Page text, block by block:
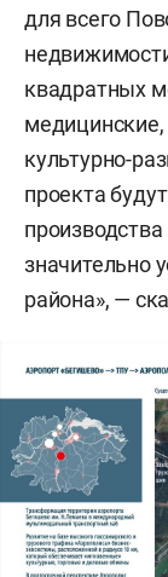
для всего
квадратных
культурно-
проекта
значительно
района», —